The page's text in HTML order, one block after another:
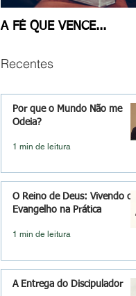
A FÉ QUE VENCE...
Recentes
Por que o Mundo Não me
Odeia?
1 min de leitura
O Reino de Deus: Vivendo o
Evangelho na Prática
1 min de leitura
A Entrega do Discipulador